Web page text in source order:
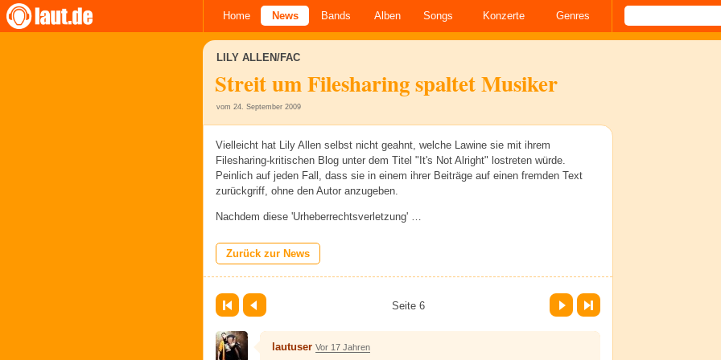
Home News Bands Alben Songs Konzerte Genres
LILY ALLEN/FAC
Streit um Filesharing spaltet Musiker
vom 24. September 2009
Vielleicht hat Lily Allen selbst nicht geahnt, welche Lawine sie mit ihrem
Filesharing-kritischen Blog unter dem Titel "It's Not Alright" lostreten würde.
Peinlich auf jeden Fall, dass sie in einem ihrer Beiträge auf einen fremden Text
zurückgriff, ohne den Autor anzugeben.
Nachdem diese 'Urheberrechtsverletzung' …
Zurück zur News
Seite 6
Vor Letzte Seite
lautuser Vor 17 Jahren